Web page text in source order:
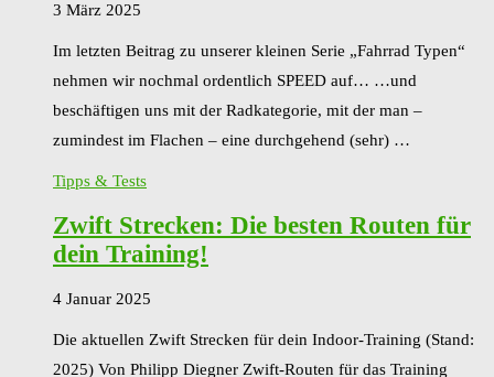
3 März 2025
Im letzten Beitrag zu unserer kleinen Serie „Fahrrad Typen“
nehmen wir nochmal ordentlich SPEED auf… …und
beschäftigen uns mit der Radkategorie, mit der man –
zumindest im Flachen – eine durchgehend (sehr) …
Tipps & Tests
Zwift Strecken: Die besten Routen für
dein Training!
4 Januar 2025
Die aktuellen Zwift Strecken für dein Indoor-Training (Stand:
2025) Von Philipp Diegner Zwift-Routen für das Training